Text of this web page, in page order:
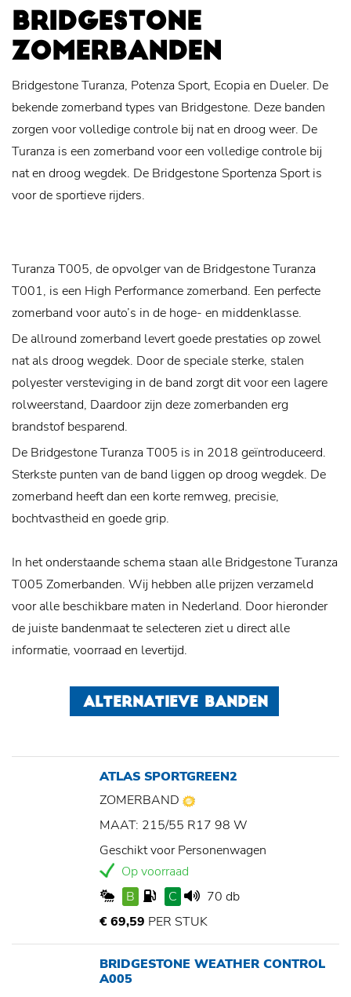
BRIDGESTONE
ZOMERBANDEN
Bridgestone Turanza, Potenza Sport, Ecopia en Dueler. De
bekende zomerband types van Bridgestone. Deze banden
zorgen voor volledige controle bij nat en droog weer. De
Turanza is een zomerband voor een volledige controle bij
nat en droog wegdek. De Bridgestone Sportenza Sport is
voor de sportieve rijders.
Turanza T005, de opvolger van de Bridgestone Turanza
T001, is een High Performance zomerband. Een perfecte
zomerband voor auto’s in de hoge- en middenklasse.
De allround zomerband levert goede prestaties op zowel
nat als droog wegdek. Door de speciale sterke, stalen
polyester versteviging in de band zorgt dit voor een lagere
rolweerstand, Daardoor zijn deze zomerbanden erg
brandstof besparend.
De Bridgestone Turanza T005 is in 2018 geïntroduceerd.
Sterkste punten van de band liggen op droog wegdek. De
zomerband heeft dan een korte remweg, precisie,
bochtvastheid en goede grip.
In het onderstaande schema staan alle Bridgestone Turanza
T005 Zomerbanden. Wij hebben alle prijzen verzameld
voor alle beschikbare maten in Nederland. Door hieronder
de juiste bandenmaat te selecteren ziet u direct alle
informatie, voorraad en levertijd.
ALTERNATIEVE BANDEN
ATLAS SPORTGREEN2
ZOMERBAND
MAAT: 215/55 R17 98 W
Geschikt voor Personenwagen
Op voorraad
B
C
70 db
€ 69,59 PER STUK
BRIDGESTONE WEATHER CONTROL
A005